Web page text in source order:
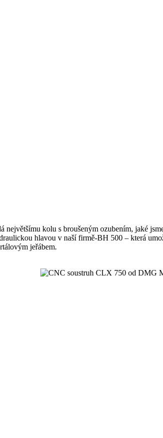
kolu s broušeným ozubením, jaké
hlavou v naší firmě-BH 500 – která
jeřábem.